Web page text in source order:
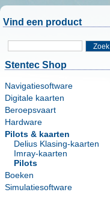
Vind een product
Zoek
Stentec Shop
Navigatiesoftware
Digitale kaarten
Beroepsvaart
Hardware
Pilots & kaarten
Delius Klasing-kaarten
Imray-kaarten
Pilots
Boeken
Simulatiesoftware